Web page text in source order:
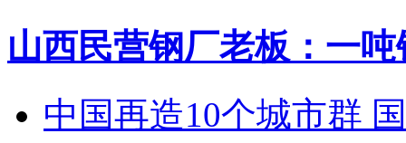
山西民营钢厂老板：一
中国再造10个城市群